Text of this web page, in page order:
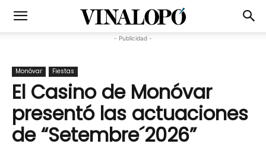
- Publicidad -
Monóvar Fiestas
El Casino de Monóvar
presentó las actuaciones
de “Setembre´2026”